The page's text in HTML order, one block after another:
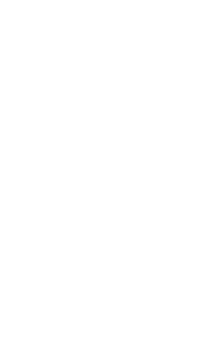
nach § 70
(z.B.